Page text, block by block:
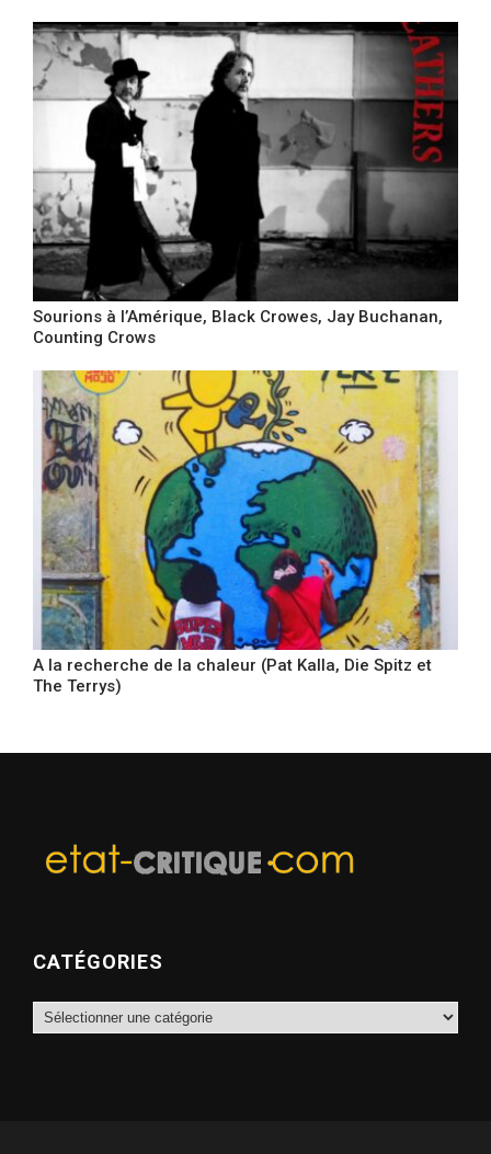
Sourions à l’Amérique, Black Crowes, Jay Buchanan,
Counting Crows
A la recherche de la chaleur (Pat Kalla, Die Spitz et
The Terrys)
CATÉGORIES
Catégories